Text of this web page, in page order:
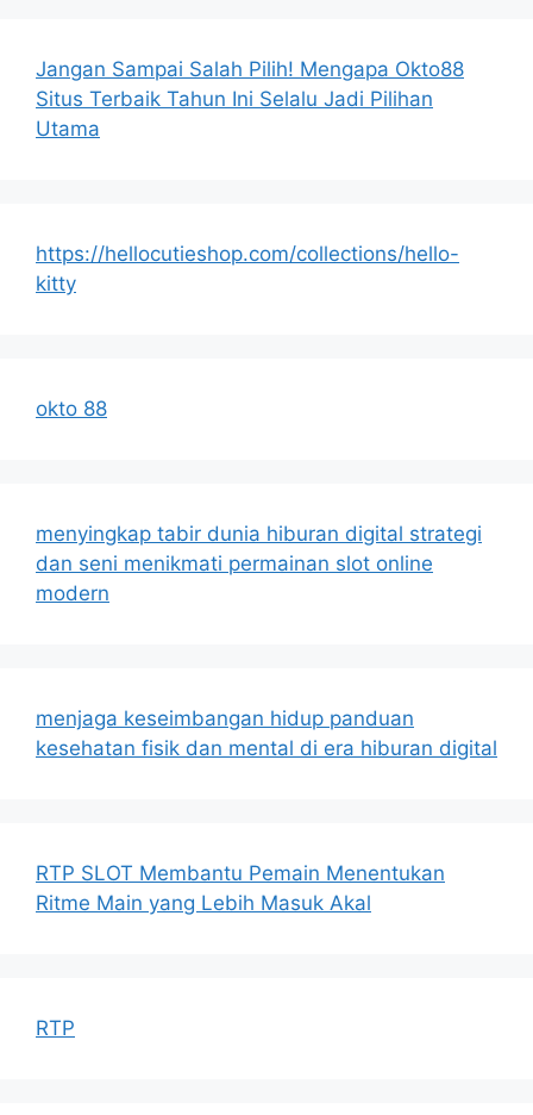
Jangan Sampai Salah Pilih! Mengapa Okto88
Situs Terbaik Tahun Ini Selalu Jadi Pilihan
Utama
https://hellocutieshop.com/collections/hello-
kitty
okto 88
menyingkap tabir dunia hiburan digital strategi
dan seni menikmati permainan slot online
modern
menjaga keseimbangan hidup panduan
kesehatan fisik dan mental di era hiburan digital
RTP SLOT Membantu Pemain Menentukan
Ritme Main yang Lebih Masuk Akal
RTP